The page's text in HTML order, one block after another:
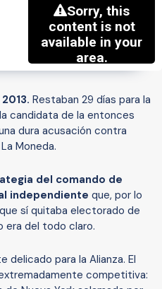
Restaban 29 días para la
candidata de la entonces
dura acusación contra
Moneda.
del comando de
independiente que, por lo
sí quitaba electorado de
era del todo claro.
delicado para la Alianza. El
competitiva: